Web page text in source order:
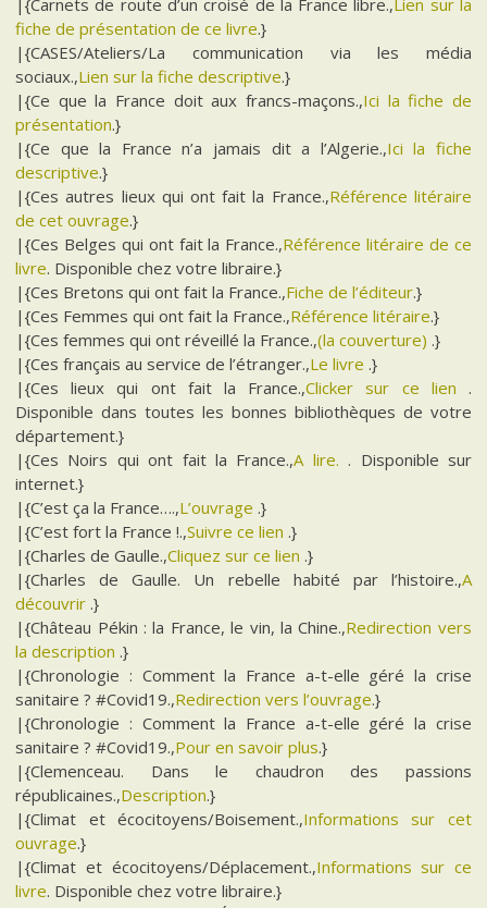
|{Carnets de route d’un croisé de la France libre.,Lien sur la
fiche de présentation de ce livre.}
|{CASES/Ateliers/La communication via les média
sociaux.,Lien sur la fiche descriptive.}
|{Ce que la France doit aux francs-maçons.,Ici la fiche de
présentation.}
|{Ce que la France n’a jamais dit a l’Algerie.,Ici la fiche
descriptive.}
|{Ces autres lieux qui ont fait la France.,Référence litéraire
de cet ouvrage.}
|{Ces Belges qui ont fait la France.,Référence litéraire de ce
livre. Disponible chez votre libraire.}
|{Ces Bretons qui ont fait la France.,Fiche de l’éditeur.}
|{Ces Femmes qui ont fait la France.,Référence litéraire.}
|{Ces femmes qui ont réveillé la France.,(la couverture) .}
|{Ces français au service de l’étranger.,Le livre .}
|{Ces lieux qui ont fait la France.,Clicker sur ce lien .
Disponible dans toutes les bonnes bibliothèques de votre
département.}
|{Ces Noirs qui ont fait la France.,A lire. . Disponible sur
internet.}
|{C’est ça la France….,L’ouvrage .}
|{C’est fort la France !.,Suivre ce lien .}
|{Charles de Gaulle.,Cliquez sur ce lien .}
|{Charles de Gaulle. Un rebelle habité par l’histoire.,A
découvrir .}
|{Château Pékin : la France, le vin, la Chine.,Redirection vers
la description .}
|{Chronologie : Comment la France a-t-elle géré la crise
sanitaire ? #Covid19.,Redirection vers l’ouvrage.}
|{Chronologie : Comment la France a-t-elle géré la crise
sanitaire ? #Covid19.,Pour en savoir plus.}
|{Clemenceau. Dans le chaudron des passions
républicaines.,Description.}
|{Climat et écocitoyens/Boisement.,Informations sur cet
ouvrage.}
|{Climat et écocitoyens/Déplacement.,Informations sur ce
livre. Disponible chez votre libraire.}